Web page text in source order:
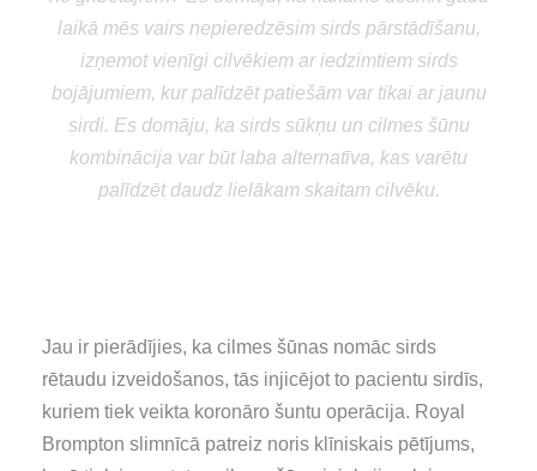
laikā mēs vairs nepieredzēsim sirds pārstādīšanu,
izņemot vienīgi cilvēkiem ar iedzimtiem sirds
bojājumiem, kur palīdzēt patiešām var tikai ar jaunu
sirdi. Es domāju, ka sirds sūkņu un cilmes šūnu
kombinācija var būt laba alternatīva, kas varētu
palīdzēt daudz lielākam skaitam cilvēku.
Jau ir pierādījies, ka cilmes šūnas nomāc sirds
rētaudu izveidošanos, tās injicējot to pacientu sirdīs,
kuriem tiek veikta koronāro šuntu operācija. Royal
Brompton slimnīcā patreiz noris klīniskais pētījums,